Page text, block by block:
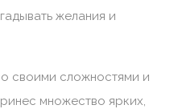
желания и
своими сложностями и
множество ярких,